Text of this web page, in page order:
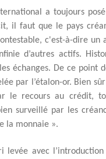
a toujours
il faut que le pays
c'est-à-dire un
d’autres actifs.
échanges. De ce point
par l’étalon-or. Bien
le recours au crédit,
surveillé par les
la monnaie ».
avec